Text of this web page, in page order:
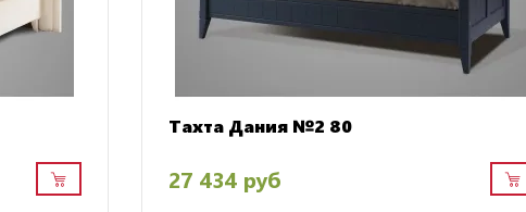
Тахта Дания №2 80
27 434 руб